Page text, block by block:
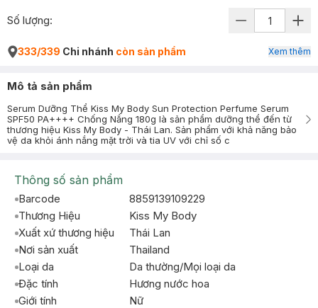
Số lượng:
333/339 Chi nhánh còn sản phẩm Xem thêm
Mô tả sản phẩm
Serum Dưỡng Thể Kiss My Body Sun Protection Perfume Serum
SPF50 PA++++ Chống Nắng 180g là sản phẩm dưỡng thể đến từ
thương hiệu Kiss My Body - Thái Lan. Sản phẩm với khả năng bảo
vệ da khỏi ánh nắng mặt trời và tia UV với chỉ số c
Thông số sản phẩm
Barcode
8859139109229
Thương Hiệu
Kiss My Body
Xuất xứ thương hiệu
Thái Lan
Nơi sản xuất
Thailand
Loại da
Da thường/Mọi loại da
Đặc tính
Hương nước hoa
Giới tính
Nữ